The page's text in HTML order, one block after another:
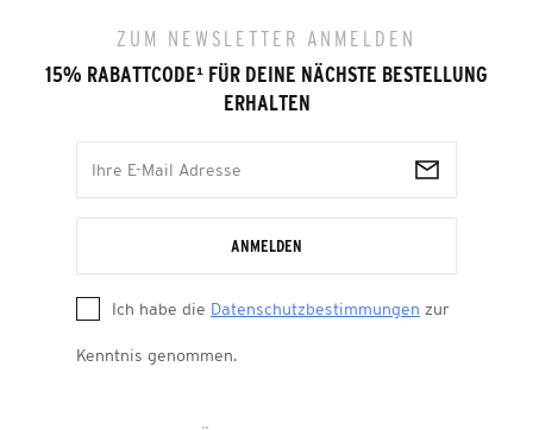
ZUM NEWSLETTER ANMELDEN
15% RABATTCODE¹ FÜR DEINE NÄCHSTE BESTELLUNG
ERHALTEN
ANMELDEN
Ich habe die Datenschutzbestimmungen zur
Kenntnis genommen.